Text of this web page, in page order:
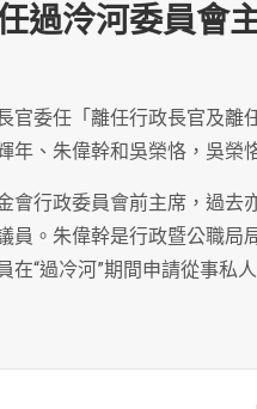
過泠河委員會
官委任「離任行政長官及
年、朱偉幹和吳榮恪，吳榮
會行政委員會前主席，過
員。朱偉幹是行政暨公職局
在“過冷河”期間申請從事私